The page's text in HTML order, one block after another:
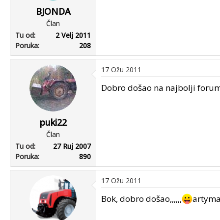
BJONDA
Član
Tu od
2 Velj 2011
Poruka
208
puki22
Član
Tu od
27 Ruj 2007
Poruka
890
17 Ožu 2011
Dobro došao na najbolji
17 Ožu 2011
Bok, dobro došao,,,,,,